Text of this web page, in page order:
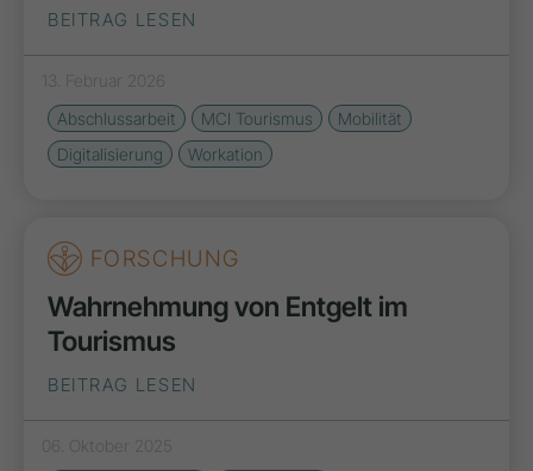
BEITRAG LESEN
13. Februar 2026
Abschlussarbeit
MCI Tourismus
Mobilität
Digitalisierung
Workation
FORSCHUNG
Wahrnehmung von Entgelt im
Tourismus
BEITRAG LESEN
06. Oktober 2025